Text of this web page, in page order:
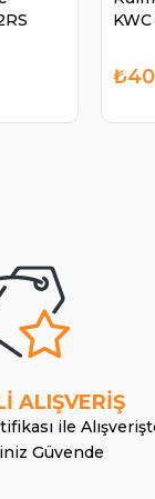
ALIŞVERİŞ
ile
Güvende